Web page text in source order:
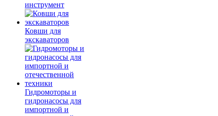
инструмент
Ковши для
экскаваторов
Гидромоторы и
гидронасосы для
импортной и